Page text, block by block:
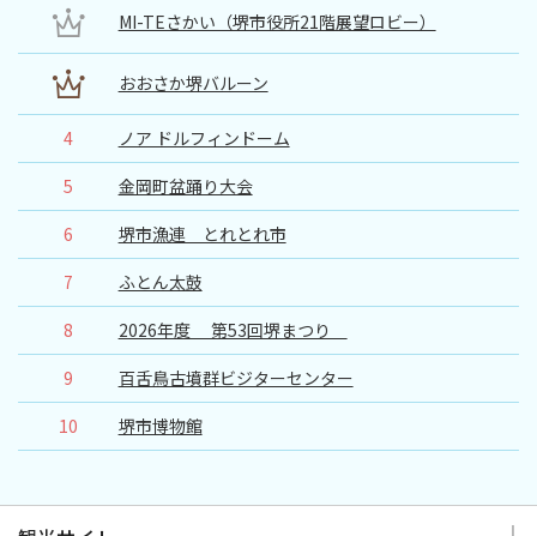
MI-TEさかい（堺市役所21階展望ロビー）
おおさか堺バルーン
4
ノア ドルフィンドーム
5
金岡町盆踊り大会
6
堺市漁連 とれとれ市
7
ふとん太鼓
8
2026年度 第53回堺まつり
9
百舌鳥古墳群ビジターセンター
10
堺市博物館